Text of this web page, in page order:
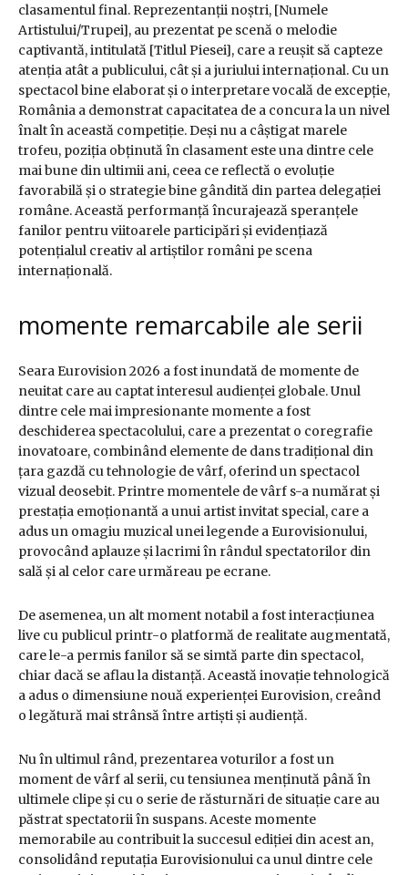
clasamentul final. Reprezentanții noștri, [Numele
Artistului/Trupei], au prezentat pe scenă o melodie
captivantă, intitulată [Titlul Piesei], care a reușit să capteze
atenția atât a publicului, cât și a juriului internațional. Cu un
spectacol bine elaborat și o interpretare vocală de excepție,
România a demonstrat capacitatea de a concura la un nivel
înalt în această competiție. Deși nu a câștigat marele
trofeu, poziția obținută în clasament este una dintre cele
mai bune din ultimii ani, ceea ce reflectă o evoluție
favorabilă și o strategie bine gândită din partea delegației
române. Această performanță încurajează speranțele
fanilor pentru viitoarele participări și evidențiază
potențialul creativ al artiștilor români pe scena
internațională.
momente remarcabile ale serii
Seara Eurovision 2026 a fost inundată de momente de
neuitat care au captat interesul audienței globale. Unul
dintre cele mai impresionante momente a fost
deschiderea spectacolului, care a prezentat o coregrafie
inovatoare, combinând elemente de dans tradițional din
țara gazdă cu tehnologie de vârf, oferind un spectacol
vizual deosebit. Printre momentele de vârf s-a numărat și
prestația emoționantă a unui artist invitat special, care a
adus un omagiu muzical unei legende a Eurovisionului,
provocând aplauze și lacrimi în rândul spectatorilor din
sală și al celor care urmăreau pe ecrane.
De asemenea, un alt moment notabil a fost interacțiunea
live cu publicul printr-o platformă de realitate augmentată,
care le-a permis fanilor să se simtă parte din spectacol,
chiar dacă se aflau la distanță. Această inovație tehnologică
a adus o dimensiune nouă experienței Eurovision, creând
o legătură mai strânsă între artiști și audiență.
Nu în ultimul rând, prezentarea voturilor a fost un
moment de vârf al serii, cu tensiunea menținută până în
ultimele clipe și cu o serie de răsturnări de situație care au
păstrat spectatorii în suspans. Aceste momente
memorabile au contribuit la succesul ediției din acest an,
consolidând reputația Eurovisionului ca unul dintre cele